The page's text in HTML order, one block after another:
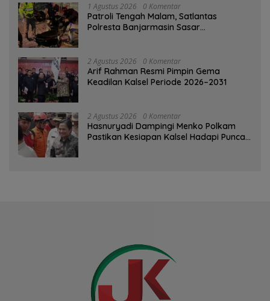
1 Agustus 2026 0 Komentar
Patroli Tengah Malam, Satlantas
Polresta Banjarmasin Sasar
2 Agustus 2026 0 Komentar
Arif Rahman Resmi Pimpin Gema
Keadilan Kalsel Periode 2026–2031
2 Agustus 2026 0 Komentar
Hasnuryadi Dampingi Menko Polkam
Pastikan Kesiapan Kalsel Hadapi Puncak